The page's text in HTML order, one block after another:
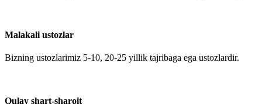
Malakali ustozlar
Bizning ustozlarimiz 5-10, 20-25 yillik tajribaga ega ustozlardir.
Qulay shart-sharoit